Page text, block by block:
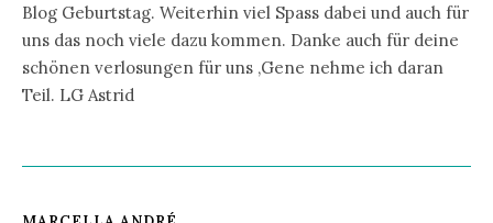
Blog Geburtstag. Weiterhin viel Spass dabei und auch für
uns das noch viele dazu kommen. Danke auch für deine
schönen verlosungen für uns ,Gene nehme ich daran
Teil. LG Astrid